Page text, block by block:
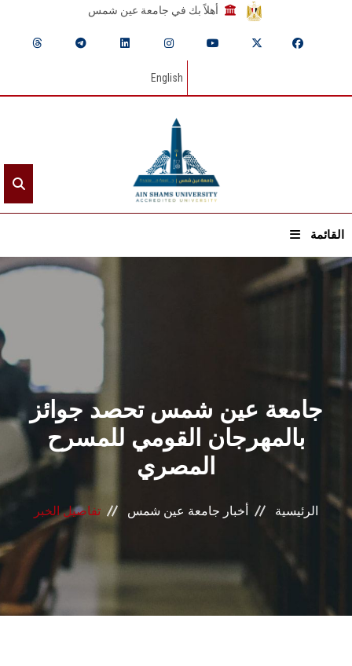
أهلاً بك في جامعة عين شمس
English
القائمة
الرئيسيـة
القطاعـات
الشئون الأكاديمية
البحث العلمي
المراكز والوحدات
الأنظمة الذكية
جامعة عين شمس تحصد جوائز
بالمهرجان القومي للمسرح
المصري
الرئيسية أخبار جامعة عين شمس تفاصيل الخبر